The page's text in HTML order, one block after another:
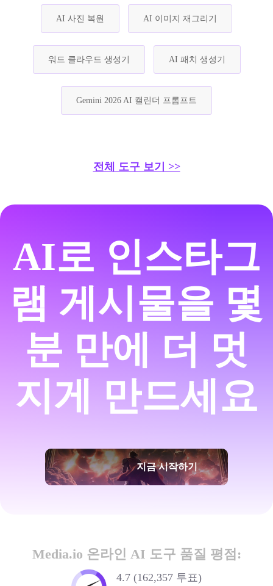
AI 사진 복원 AI 이미지 재그리기
워드 클라우드 생성기 AI 패치 생성기
Gemini 2026 AI 캘린더 프롬프트
전체 도구 보기 >>
AI로 인스타그
램 게시물을 몇
분 만에 더 멋
지게 만드세요
지금 시작하기
Media.io 온라인 AI 도구 품질 평점:
4.7 (162,357 투표)